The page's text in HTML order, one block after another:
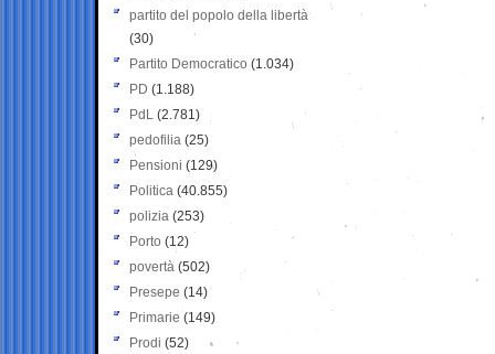
partito del popolo della libertà
(30)
Partito Democratico (1.034)
PD (1.188)
PdL (2.781)
pedofilia (25)
Pensioni (129)
Politica (40.855)
polizia (253)
Porto (12)
povertà (502)
Presepe (14)
Primarie (149)
Prodi (52)